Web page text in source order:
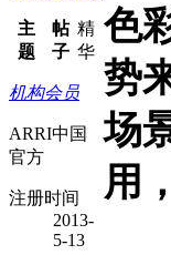
主
题
帖
子
精
华
机构会员
ARRI中国
官方
注册时间
2013-
5-13
色
势
场
用